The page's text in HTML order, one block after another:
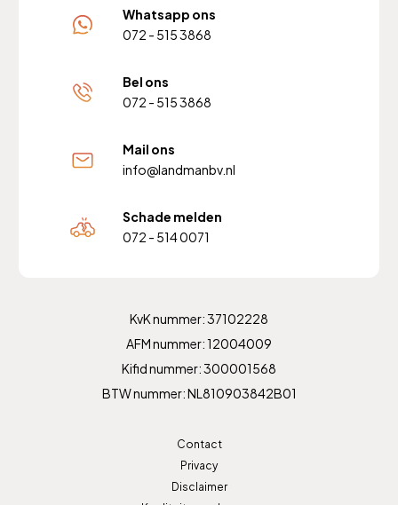
Whatsapp ons
072 - 515 3868
Bel ons
072 - 515 3868
Mail ons
info@landmanbv.nl
Schade melden
072 - 514 0071
KvK nummer: 37102228
AFM nummer: 12004009
Kifid nummer: 300001568
BTW nummer: NL810903842B01
Contact
Privacy
Disclaimer